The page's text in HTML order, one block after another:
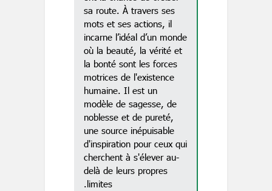
sa route. À travers ses
mots et ses actions, il
incarne l’idéal d’un monde
où la beauté, la vérité et
la bonté sont les forces
motrices de l'existence
humaine. Il est un
modèle de sagesse, de
noblesse et de pureté,
une source inépuisable
d'inspiration pour ceux qui
cherchent à s'élever au-
delà de leurs propres
limites.